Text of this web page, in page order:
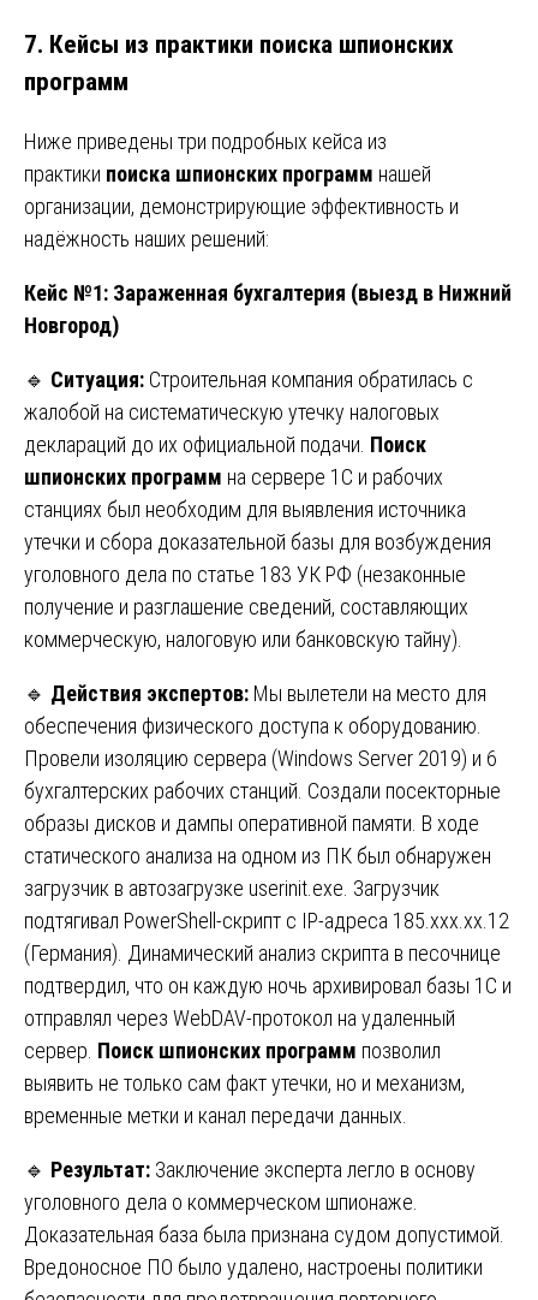
7. Кейсы из практики поиска шпионских
программ
Ниже приведены три подробных кейса из
практики поиска шпионских программ нашей
организации, демонстрирующие эффективность и
надёжность наших решений:
Кейс №1: Зараженная бухгалтерия (выезд в Нижний
Новгород)
🔹 Ситуация: Строительная компания обратилась с
жалобой на систематическую утечку налоговых
деклараций до их официальной подачи. Поиск
шпионских программ на сервере 1С и рабочих
станциях был необходим для выявления источника
утечки и сбора доказательной базы для возбуждения
уголовного дела по статье 183 УК РФ (незаконные
получение и разглашение сведений, составляющих
коммерческую, налоговую или банковскую тайну).
🔹 Действия экспертов: Мы вылетели на место для
обеспечения физического доступа к оборудованию.
Провели изоляцию сервера (Windows Server 2019) и 6
бухгалтерских рабочих станций. Создали посекторные
образы дисков и дампы оперативной памяти. В ходе
статического анализа на одном из ПК был обнаружен
загрузчик в автозагрузке userinit.exe. Загрузчик
подтягивал PowerShell-скрипт с IP-адреса 185.xxx.xx.12
(Германия). Динамический анализ скрипта в песочнице
подтвердил, что он каждую ночь архивировал базы 1С и
отправлял через WebDAV-протокол на удаленный
сервер. Поиск шпионских программ позволил
выявить не только сам факт утечки, но и механизм,
временные метки и канал передачи данных.
🔹 Результат: Заключение эксперта легло в основу
уголовного дела о коммерческом шпионаже.
Доказательная база была признана судом допустимой.
Вредоносное ПО было удалено, настроены политики